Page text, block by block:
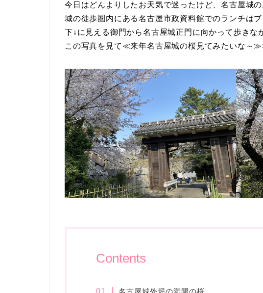
今日はどんよりしたお天気で迷ったけど、名古屋城
城の徒歩圏内にある名古屋市政資料館でのランチは
下↓に見える御門から名古屋城正門に向かって歩きな
この写真を見て≪来年名古屋城の桜見てみたいな～
Contents